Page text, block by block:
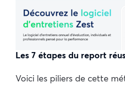
Les 7 étapes du report
Voici les piliers de cette